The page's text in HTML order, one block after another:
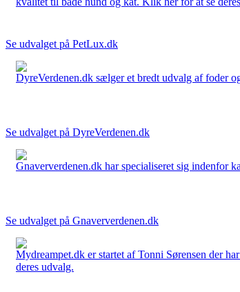
Se udvalget på PetLux.dk
DyreVerdenen.dk sælger et bredt udvalg af foder
Se udvalget på DyreVerdenen.dk
Gnaververdenen.dk har specialiseret sig indenfor
Se udvalget på Gnaververdenen.dk
Mydreampet.dk er startet af Tonni Sørensen der
deres udvalg.